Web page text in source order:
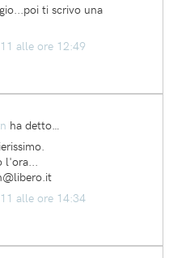
ti scrivo una
alle ore 12:49
ha detto…
alle ore 14:34